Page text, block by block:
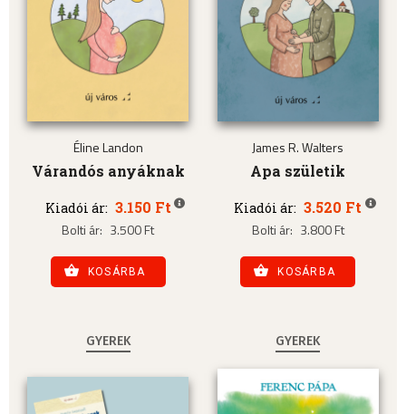
Éline Landon
Várandós anyáknak
Kiadói ár: 3.150 Ft
Bolti ár: 3.500 Ft
KOSÁRBA
James R. Walters
Apa születik
Kiadói ár: 3.520 Ft
Bolti ár: 3.800 Ft
KOSÁRBA
GYEREK GYEREK